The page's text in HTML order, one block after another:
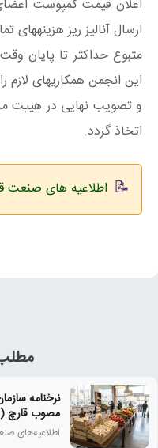
اعلان قیمت کمپوست
ارسال آنالیز ریز
این انجمن همکاریهای
و تصویب نهایی در هییت
اتخاذ گردد.
اطلاعیه های صنعت
نرخنامه
مصوب قارچ (6 مرداد)
اطلاعیه‌های